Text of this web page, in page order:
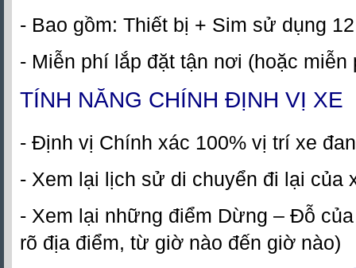
- Bao gồm: Thiết bị + Sim sử dụng
- Miễn phí lắp đặt tận nơi (hoặc miễn
TÍNH NĂNG CHÍNH ĐỊNH VỊ XE
- Định vị Chính xác 100% vị trí xe
- Xem lại lịch sử di chuyển đi lại của
- Xem lại những điểm Dừng – Đỗ
rõ địa điểm, từ giờ nào đến giờ nào)